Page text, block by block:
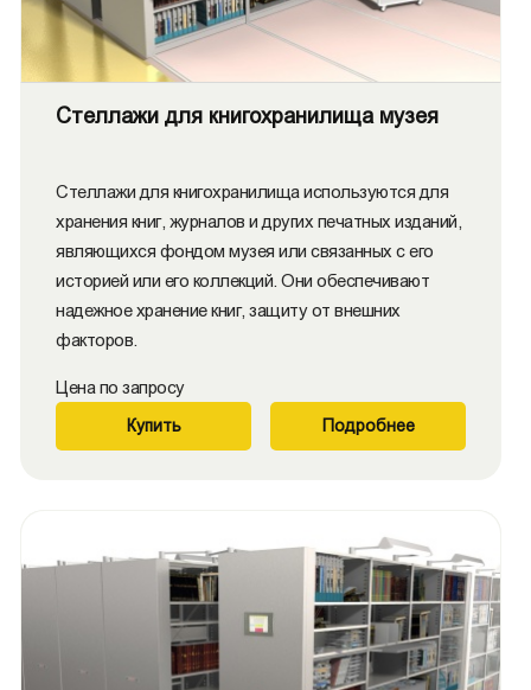
Стеллажи для книгохранилища музея
Стеллажи для книгохранилища используются для
хранения книг, журналов и других печатных изданий,
являющихся фондом музея или связанных с его
историей или его коллекций. Они обеспечивают
надежное хранение книг, защиту от внешних
факторов.
Цена по запросу
Купить Подробнее